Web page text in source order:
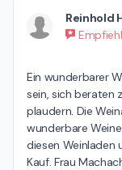
Reinhold
Ein wunderbarer
sein, sich beraten
plaudern. Die
wunderbare
diesen Weinladen
Kauf. Frau